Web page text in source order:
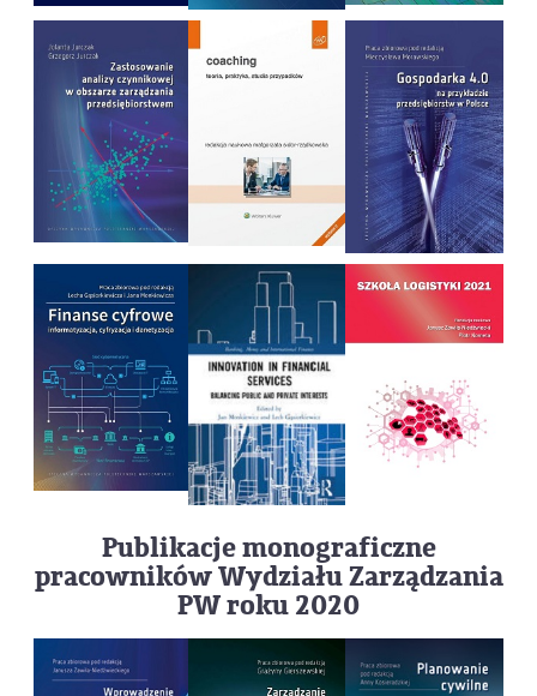
Publikacje monograficzne
pracowników Wydziału Zarządzania
PW roku 2020